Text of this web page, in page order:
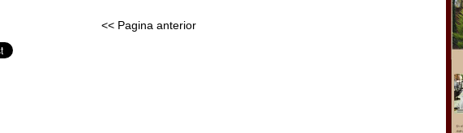
<< Pagina anterior